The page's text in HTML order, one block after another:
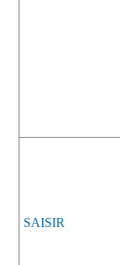
SAISIR